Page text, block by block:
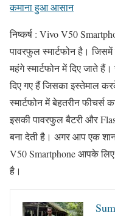
कमाना हुआ आसान
निष्कर्ष : Vivo V50
पावरफुल स्मार्टफोन है।
महंगे स्मार्टफोन में दिए जाते
दिए गए हैं जिसका इस्तेमाल
स्मार्टफोन में बेहतरीन
इसकी पावरफुल बैटरी और
बना देती है। अगर आप एक
V50 Smartphone आपके लिए
है।